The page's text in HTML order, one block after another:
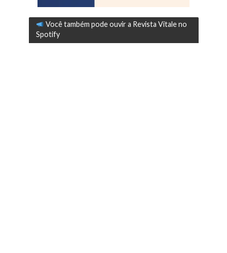
Você também pode ouvir a Revista Vitale no
Spotify